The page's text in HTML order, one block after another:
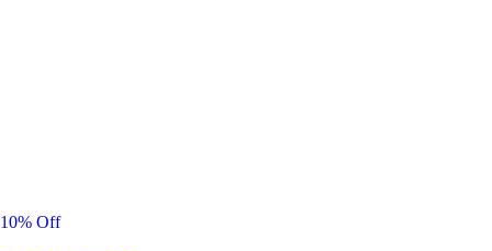
10% Off